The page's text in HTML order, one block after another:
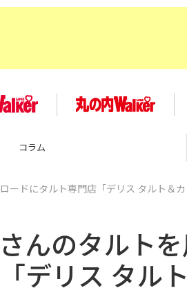
コラム
ードにタルト専門店「デリス タルト＆
んのタルト
デリス タル